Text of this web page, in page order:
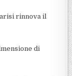
rinnova il
di